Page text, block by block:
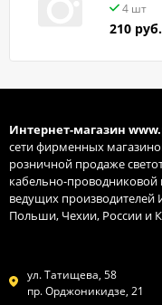
4 шт
210 руб.
Интернет-магазин
сети фирменных
розничной продаже
кабельно-проводниковой
ведущих производителей
Польши, Чехии, России и
ул. Татищева, 58
пр. Орджоникидзе, 21